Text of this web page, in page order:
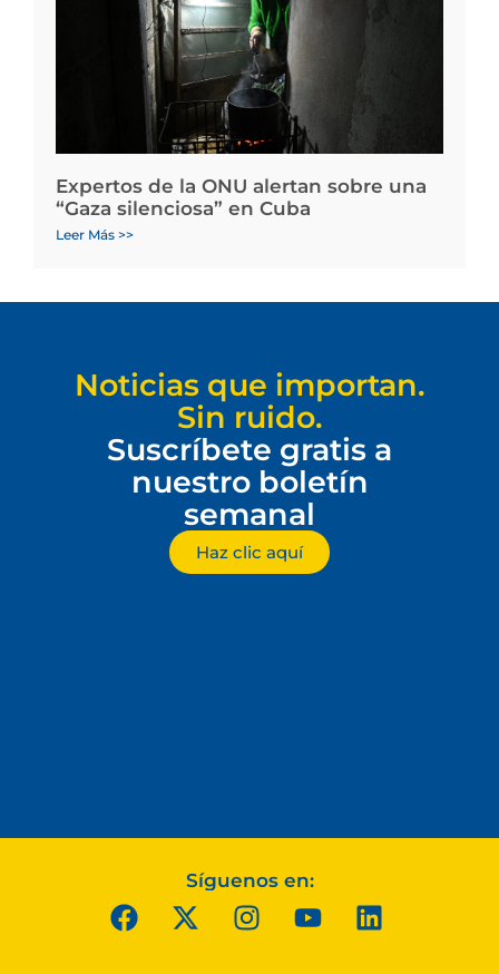
Expertos de la ONU alertan sobre una
“Gaza silenciosa” en Cuba
Leer Más >>
Noticias que importan.
Sin ruido.
Suscríbete gratis a
nuestro boletín
semanal
Haz clic aquí
Síguenos en: